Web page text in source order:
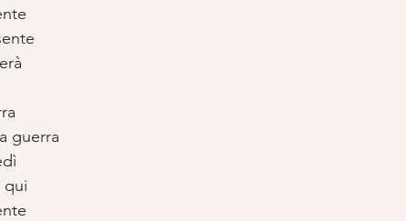
guerra
qui